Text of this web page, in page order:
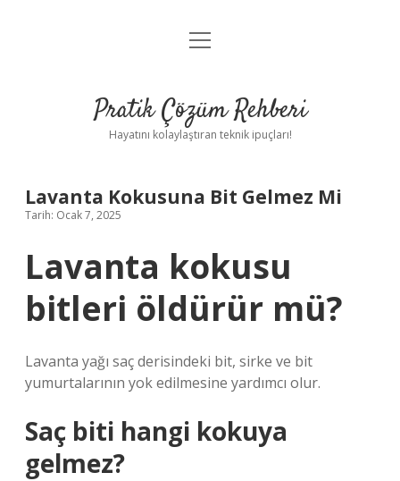
Anasayfa
Yasal Uyarı
menüyü
Pratik Çözüm Rehberi
Hayatını kolaylaştıran teknik ipuçları!
Lavanta Kokusuna Bit Gelmez Mi
Tarih: Ocak 7, 2025
Lavanta kokusu
bitleri öldürür mü?
Lavanta yağı saç derisindeki bit, sirke ve bit
yumurtalarının yok edilmesine yardımcı olur.
Saç biti hangi kokuya
gelmez?